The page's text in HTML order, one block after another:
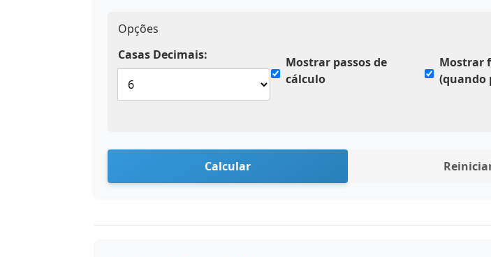
Opções
Casas Decimais:
Mostrar passos de
cálculo
Mostrar
(quando
Calcular